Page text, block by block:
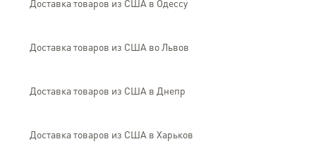
Доставка товаров из США в Одессу
Доставка товаров из США во Львов
Доставка товаров из США в Днепр
Доставка товаров из США в Харьков